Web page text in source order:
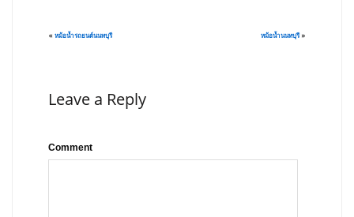
« หม้อน้ำรถยนต์นนทบุรี หม้อน้ำนนทบุรี»
Leave a Reply
Comment